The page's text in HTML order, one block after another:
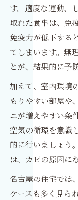
す。適度な運動、
取れた食事は、免
免疫力が低下する
てしまいます。無
とが、結果的に予
加えて、室内環境
もりやすい部屋や
ニが増えやすい条
空気の循環を意識
的に行いましょう
は、カビの原因に
名古屋の住宅では
ケースも多く見ら